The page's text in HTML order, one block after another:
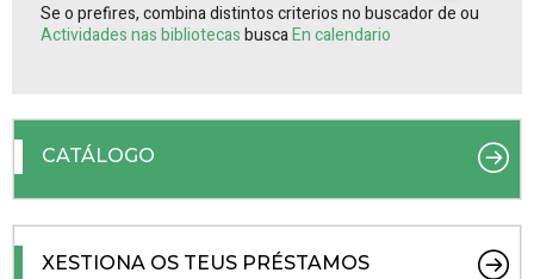
Se o prefires, combina distintos criterios no buscador de ou
Actividades nas bibliotecasbuscaEn calendario
CATÁLOGO
XESTIONA OS TEUS PRÉSTAMOS